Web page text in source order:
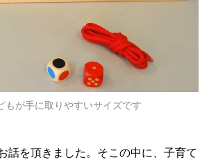
もが手に取りやすいサイズです
話を頂きました。そこの中に、子育て